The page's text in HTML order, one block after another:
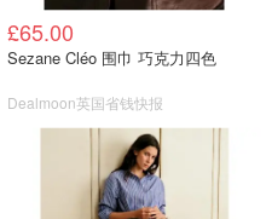
£65.00
Sezane Cléo 围巾 巧克力四色
Dealmoon英国省钱快报